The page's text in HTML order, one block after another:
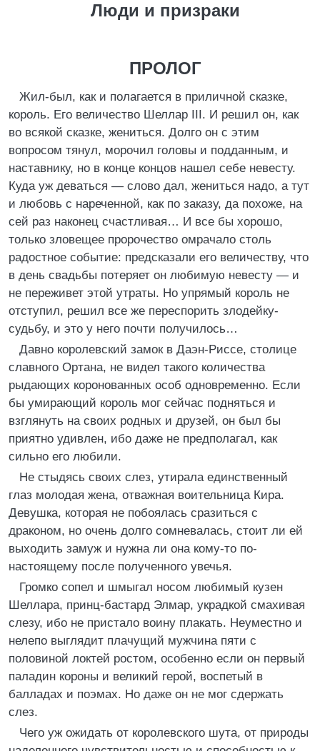
Люди и призраки
ПРОЛОГ
Жил-был, как и полагается в приличной сказке,
король. Его величество Шеллар III. И решил он, как
во всякой сказке, жениться. Долго он с этим
вопросом тянул, морочил головы и подданным, и
наставнику, но в конце концов нашел себе невесту.
Куда уж деваться — слово дал, жениться надо, а тут
и любовь с нареченной, как по заказу, да похоже, на
сей раз наконец счастливая… И все бы хорошо,
только зловещее пророчество омрачало столь
радостное событие: предсказали его величеству, что
в день свадьбы потеряет он любимую невесту — и
не переживет этой утраты. Но упрямый король не
отступил, решил все же переспорить злодейку-
судьбу, и это у него почти получилось…
Давно королевский замок в Даэн-Риссе, столице
славного Ортана, не видел такого количества
рыдающих коронованных особ одновременно. Если
бы умирающий король мог сейчас подняться и
взглянуть на своих родных и друзей, он был бы
приятно удивлен, ибо даже не предполагал, как
сильно его любили.
Не стыдясь своих слез, утирала единственный
глаз молодая жена, отважная воительница Кира.
Девушка, которая не побоялась сразиться с
драконом, но очень долго сомневалась, стоит ли ей
выходить замуж и нужна ли она кому-то по-
настоящему после полученного увечья.
Громко сопел и шмыгал носом любимый кузен
Шеллара, принц-бастард Элмар, украдкой смахивая
слезу, ибо не пристало воину плакать. Неуместно и
нелепо выглядит плачущий мужчина пяти с
половиной локтей ростом, особенно если он первый
паладин короны и великий герой, воспетый в
балладах и поэмах. Но даже он не мог сдержать
слез.
Чего уж ожидать от королевского шута, от природы